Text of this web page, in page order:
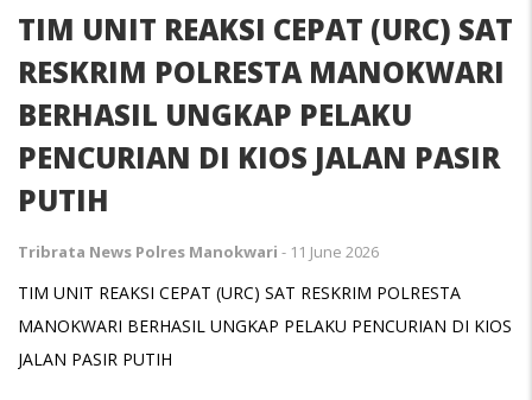
TIM UNIT REAKSI CEPAT (URC) SAT
RESKRIM POLRESTA MANOKWARI
BERHASIL UNGKAP PELAKU
PENCURIAN DI KIOS JALAN PASIR
PUTIH
Tribrata News Polres Manokwari - 11 June 2026
TIM UNIT REAKSI CEPAT (URC) SAT RESKRIM POLRESTA
MANOKWARI BERHASIL UNGKAP PELAKU PENCURIAN DI KIOS
JALAN PASIR PUTIH